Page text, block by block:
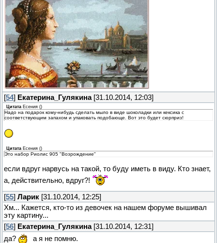
[54] Екатерина_Гулякина[31.10.2014, 12:03]
Цитата Есения ()
Надо на подарок кому-нибудь сделать мыло в виде шоколадки или кексика с
соответствующим запахом и упаковать подобающе. Вот это будет сюрприз!
Цитата Есения ()
Это набор Риолис 905 "Возрождение"
если вдруг нарвусь на такой, то буду иметь в виду. Кто знает,
а, действительно, вдруг?!
[55] Ларик [31.10.2014, 12:25]
Хм... Кажется, кто-то из девочек на нашем форуме вышивал
эту картину...
[56] Екатерина_Гулякина[31.10.2014, 12:31]
да?
а я не помню.